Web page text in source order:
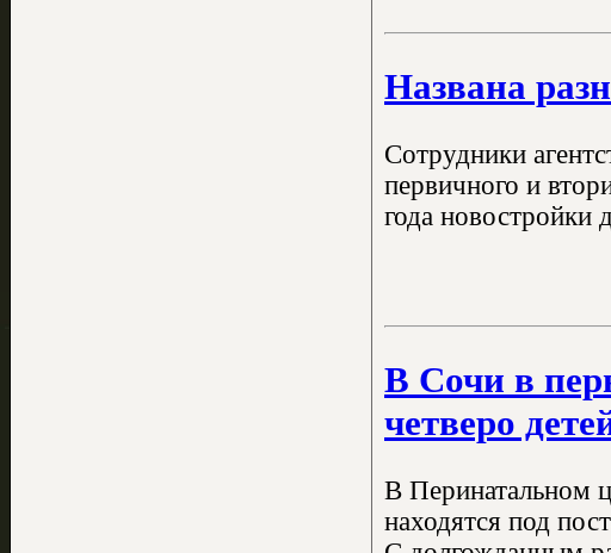
Названа
Сотрудники
первичного и
года новостройки
В Сочи в
четверо
В Перинатальном
находятся под